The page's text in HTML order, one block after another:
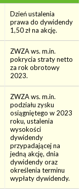
Dzień ustalenia
prawa do dywidendy
1,50 zł na akcję.
ZWZA ws. m.in.
pokrycia straty netto
za rok obrotowy
2023.
ZWZA ws. m.in.
podziału zysku
osiągniętego w 2023
roku, ustalenia
wysokości
dywidendy
przypadającej na
jedną akcję, dnia
dywidendy oraz
określenia terminu
wypłaty dywidendy.